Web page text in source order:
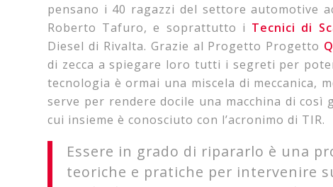
pensano i 40 ragazzi del settore automotive
Roberto Tafuro, e soprattutto i Tecnici di
Diesel di Rivalta. Grazie al Progetto Progetto
di zecca a spiegare loro tutti i segreti per
tecnologia è ormai una miscela di meccanica,
serve per rendere docile una macchina di
cui insieme è conosciuto con l’acronimo di TIR.
Essere in grado di ripararlo è una
teoriche e pratiche per intervenire